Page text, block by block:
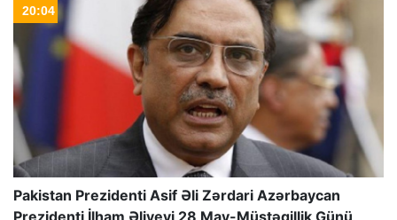
20:04
Pakistan Prezidenti Asif Əli Zərdari Azərbaycan